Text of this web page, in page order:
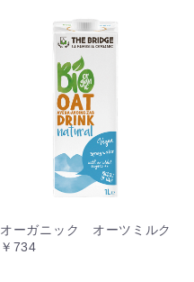
オーガニック オーツミルク
￥734